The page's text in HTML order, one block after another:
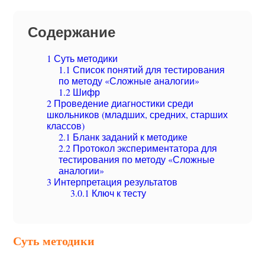
Содержание
1 Суть методики
1.1 Список понятий для тестирования
по методу «Сложные аналогии»
1.2 Шифр
2 Проведение диагностики среди
школьников (младших, средних, старших
классов)
2.1 Бланк заданий к методике
2.2 Протокол экспериментатора для
тестирования по методу «Сложные
аналогии»
3 Интерпретация результатов
3.0.1 Ключ к тесту
Суть методики